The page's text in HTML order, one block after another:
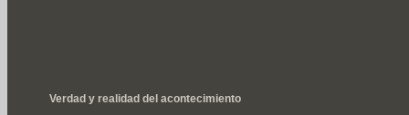
Verdad y realidad del acontecimiento